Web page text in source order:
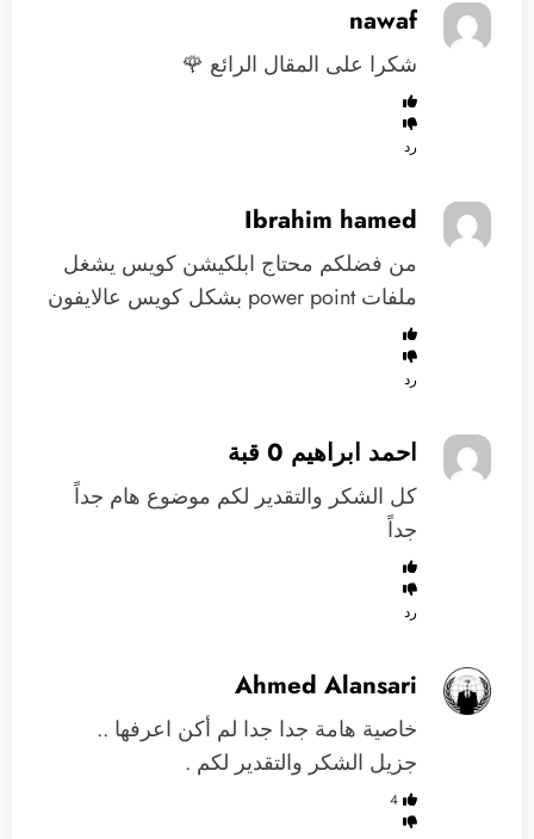
nawaf
شكرا على المقال الرائع 🌹
رد
Ibrahim hamed
من فضلكم محتاج ابلكيشن كويس يشغل
ملفات power point بشكل كويس عالايفون
رد
احمد ابراهيم 0 قبة
كل الشكر والتقدير لكم موضوع هام جداً
جداً
رد
Ahmed Alansari
خاصية هامة جدا جدا لم أكن اعرفها ..
جزيل الشكر والتقدير لكم .
4